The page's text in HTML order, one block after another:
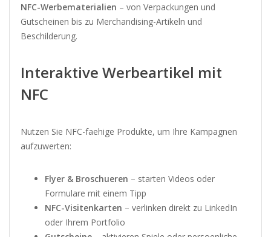
NFC-Werbematerialien – von Verpackungen und
Gutscheinen bis zu Merchandising-Artikeln und
Beschilderung.
Interaktive Werbeartikel mit
NFC
Nutzen Sie NFC-faehige Produkte, um Ihre Kampagnen
aufzuwerten:
Flyer & Broschueren – starten Videos oder
Formulare mit einem Tipp
NFC-Visitenkarten – verlinken direkt zu LinkedIn
oder Ihrem Portfolio